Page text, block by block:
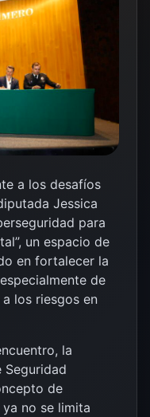
a los desafíos
Jessica
para
un espacio de
en fortalecer la
de
los riesgos en
la
Seguridad
de
no se limita